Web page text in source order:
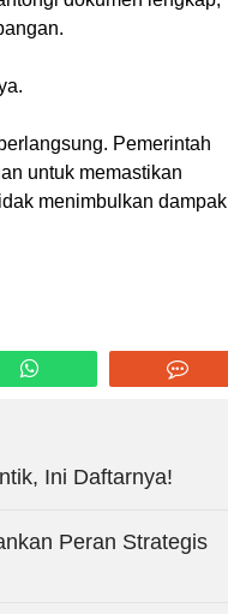
Pemerintah
untuk memastikan
menimbulkan dampak
Ini Daftarnya!
Peran Strategis